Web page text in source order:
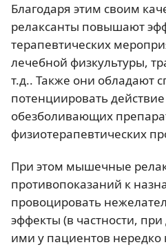
Благодаря этим своим
релаксанты повышают
терапевтических
лечебной физкультуры,
т.д.. Также они обладают
потенциировать
обезболивающих
физиотерапевтических
При этом мышечные
противопоказаний к
провоцировать
эффекты (в частности,
ими у пациентов